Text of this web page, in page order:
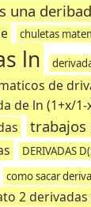
una
chuletas
ln
de
de ln (1+x/1-
trabajos
DERIVADAS
como sacar
2